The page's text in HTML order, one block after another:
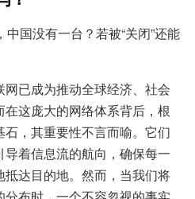
国没有一台？若被“关闭”还能
已成为推动全球经济、社会
这庞大的网络体系背后，根
，其重要性不言而喻。它们
着信息流的航向，确保每一
达目的地。然而，当我们将